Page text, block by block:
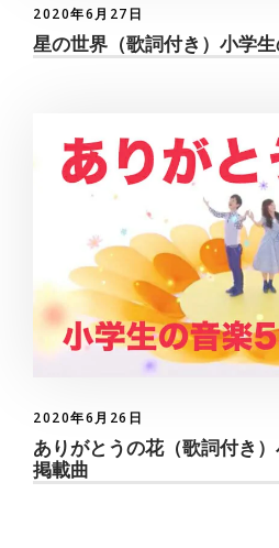
2020年6月27日
星の世界（歌詞付き）小学
2020年6月26日
ありがとうの花（歌詞付き
掲載曲